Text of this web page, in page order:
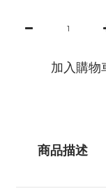
加入購物
商品描述